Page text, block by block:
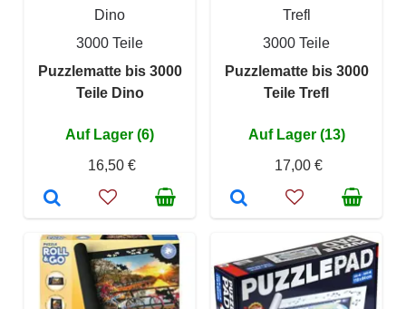
Dino
3000 Teile
Puzzlematte bis 3000
Teile Dino
Auf Lager (6)
16,50 €
Trefl
3000 Teile
Puzzlematte bis 3000
Teile Trefl
Auf Lager (13)
17,00 €